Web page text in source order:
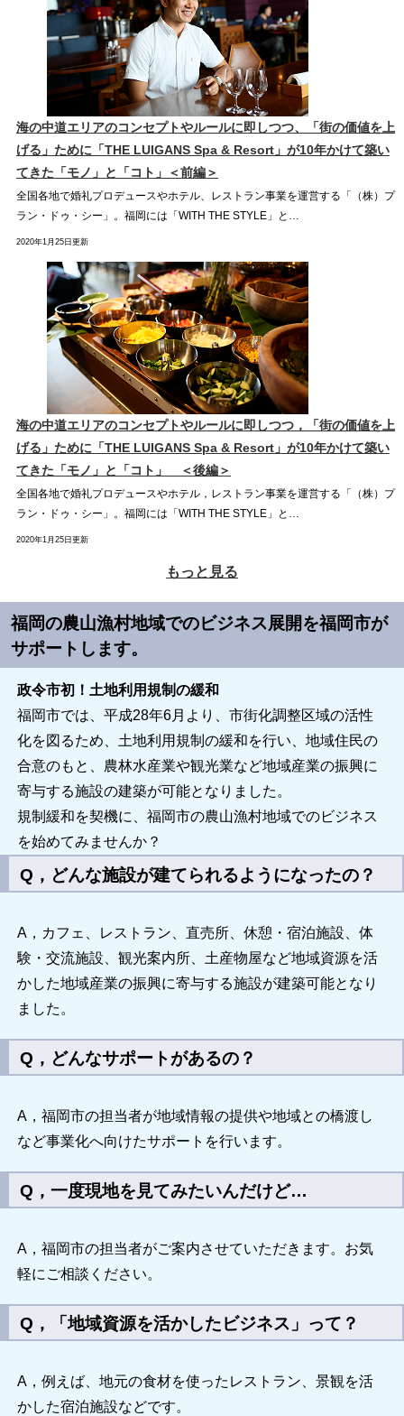
海の中道エリアのコンセプトやルールに即しつつ、「街の価値を上
げる」ために「THE LUIGANS Spa & Resort」が10年かけて築い
てきた「モノ」と「コト」
＜前編＞
全国各地で婚礼プロデュースやホテル、レストラン事業を運営する「（株）プ
ラン・ドゥ・シー」。福岡には「WITH THE STYLE」と…
2020年1月25日更新
海の中道エリアのコンセプトやルールに即しつつ，「街の価値を上
げる」ために「THE LUIGANS Spa & Resort」が10年かけて築い
てきた「モノ」と「コト」 ＜後編＞
全国各地で婚礼プロデュースやホテル，レストラン事業を運営する「（株）プ
ラン・ドゥ・シー」。福岡には「WITH THE STYLE」と…
2020年1月25日更新
もっと見る
福岡の農山漁村地域でのビジネス展開を福岡市が
サポートします。
政令市初！土地利用規制の緩和
福岡市では、平成28年6月より、市街化調整区域の活性
化を図るため、土地利用規制の緩和を行い、地域住民の
合意のもと、農林水産業や観光業など地域産業の振興に
寄与する施設の建築が可能となりました。
規制緩和を契機に、福岡市の農山漁村地域でのビジネス
を始めてみませんか？
Q，どんな施設が建てられるようになったの？
A，カフェ、レストラン、直売所、休憩・宿泊施設、体
験・交流施設、観光案内所、土産物屋など地域資源を活
かした地域産業の振興に寄与する施設が建築可能となり
ました。
Q，どんなサポートがあるの？
A，福岡市の担当者が地域情報の提供や地域との橋渡し
など事業化へ向けたサポートを行います。
Q，一度現地を見てみたいんだけど…
A，福岡市の担当者がご案内させていただきます。お気
軽にご相談ください。
Q，「地域資源を活かしたビジネス」って？
A，例えば、地元の食材を使ったレストラン、景観を活
かした宿泊施設などです。